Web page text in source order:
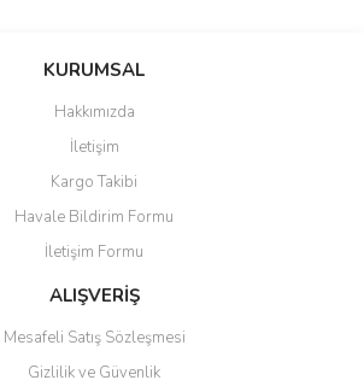
Bu ürüne ilk yorumu siz yapın!
Yorum Yaz
bozuk veya görüntülenemiyor.
eksik bilgiler bulunuyor.
hatalar bulunuyor.
daha pahalı.
alternatifler olmalı.
KURUMSAL
Hakkımızda
İletişim
Kargo Takibi
Havale Bildirim Formu
İletişim Formu
ALIŞVERİŞ
Mesafeli Satış Sözleşmesi
Gizlilik ve Güvenlik